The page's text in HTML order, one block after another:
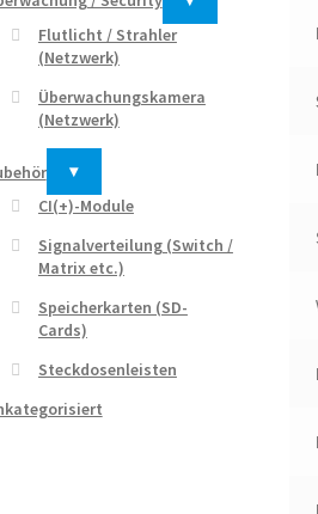
Flutlicht / Strahler
(Netzwerk)
Überwachungskamera
(Netzwerk)
▾
CI(+)-Module
Signalverteilung (Switch /
Matrix etc.)
Speicherkarten (SD-
Cards)
Steckdosenleisten